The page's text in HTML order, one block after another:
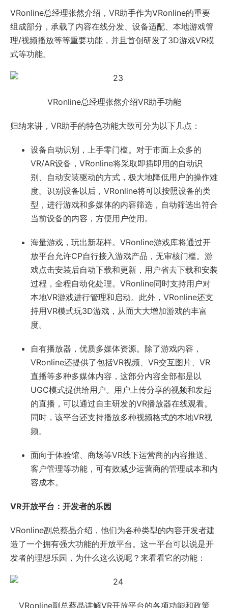
VRonline总经理张然介绍，VR助手作为VRonline的重要
组成部分，承载了内容在线分发、设备适配、本地游戏管
理/视频播放等等重要功能，并且首创研发了3D游戏VR模
式等功能。
VRonline总经理张然介绍VR助手功能
归纳来讲，VR助手的特色功能大致可分为以下几点：
设备自动识别，上手零门槛。对于市面上众多的
VR/AR设备，VRonline将采取即插即用的自动识
别、自动安装驱动的方式，极大地降低用户的操作难
度。识别设备以后，VRonline将可以按照设备的类
型，进行游戏和多媒体的内容筛选，自动筛选出符合
当前设备的内容，方便用户使用。
海量游戏，玩出新花样。VRonline游戏库将通过开
放平台允许CP自行接入游戏产品，无审核门槛。游
戏点击安装后自动下载和更新，用户省去下载和安装
过程，全程自动化处理。VRonline同时支持用户对
本地VR游戏进行管理和启动。此外，VRonline还支
持用VR模式玩3D游戏，从而大大增加游戏的丰富
度。
自有播放器，优质多媒体资源。除了游戏内容，
VRonline还提供了包括VR视频、VR交互图片、VR
直播等多种多媒体内容，这部分内容全部都是以
UGC模式提供给用户。用户上传分享的视频和发起
的直播，可以通过自主研发的VR播放器在线观看。
同时，该平台还支持播放多种视频格式的本地VR视
频。
面向于体验馆、商场等VR线下运营商的内容推送、
客户管理等功能，可有效减少运营商的管理成本和内
容成本。
VR开放平台：开发者的乐园
VRonline副总蔡晶介绍，他们为各种类型的内容开发者建
造了一个拥有强大功能的开放平台。这一平台可以说是开
发者的理想乐园，为什么这么说呢？来看看它的功能：
VRonline副总蔡晶讲解VR开放平台的各项功能和政策